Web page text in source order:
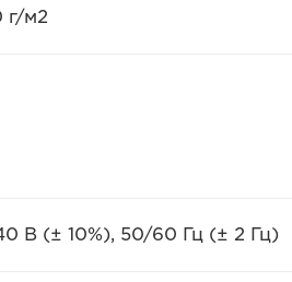
г/м2
В (± 10%), 50/60 Гц (± 2 Гц)